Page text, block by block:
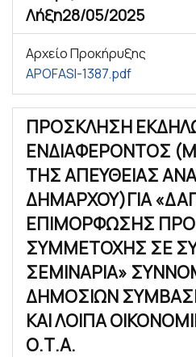
Λήξη28/05/2025
Αρχείο Προκήρυξης
APOFASI-1387.pdf
ΠΡΟΣΚΛΗΣΗ
ΕΝΔΙΑΦΕΡΟΝΤΟΣ
ΤΗΣ ΑΠΕΥΘΕΙΑΣ
ΔΗΜΑΡΧΟΥ)ΓΙΑ
ΕΠΙΜΟΡΦΩΣΗΣ
ΣΥΜΜΕΤΟΧΗΣ ΣΕ
ΣΕΜΙΝΑΡΙΑ»
ΔΗΜΟΣΙΩΝ
ΚΑΙ ΛΟΙΠΑ
Ο.Τ.Α.